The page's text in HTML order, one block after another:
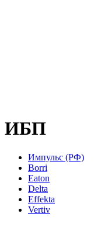
ИБП
Импульс (РФ)
Borri
Eaton
Delta
Effekta
Vertiv